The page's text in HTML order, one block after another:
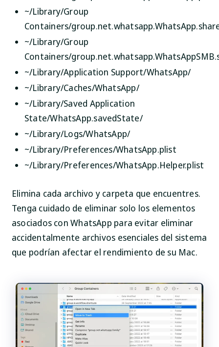
~/Library/Group
Containers/
~/Library/Group
Containers/
~/Library/Application Support/WhatsApp/
~/Library/Caches/WhatsApp/
~/Library/Saved Application
State/WhatsApp.savedState/
~/Library/Logs/WhatsApp/
~/Library/Preferences/WhatsApp.plist
~/Library/Preferences/WhatsApp.Helper.plist
Elimina cada archivo y carpeta que encuentres.
Tenga cuidado de eliminar solo los elementos
asociados con WhatsApp para evitar eliminar
accidentalmente archivos esenciales del sistema
que podrían afectar el rendimiento de su Mac.